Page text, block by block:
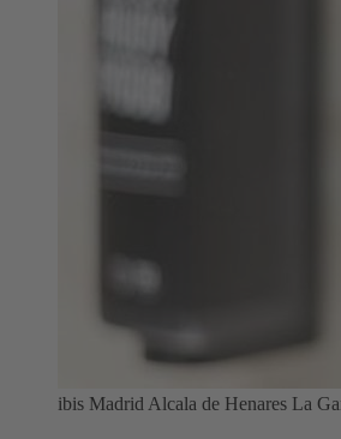
ibis Madrid Alcala de Henares La